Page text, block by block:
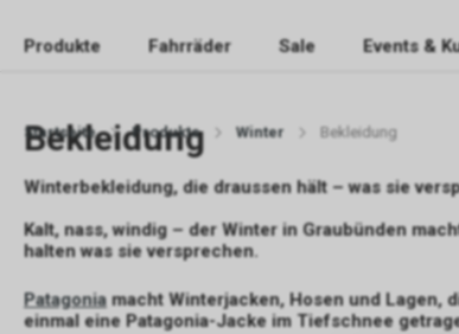
Produkte Fahrräder Sale Events &
Startseite Produkte Winter Bekleidung
Bekleidung
Winterbekleidung, die draussen hält – was sie
Kalt, nass, windig – der Winter in Graubünden
halten was sie versprechen.
Patagonia macht Winterjacken, Hosen und Lagen,
einmal eine Patagonia-Jacke im Tiefschnee